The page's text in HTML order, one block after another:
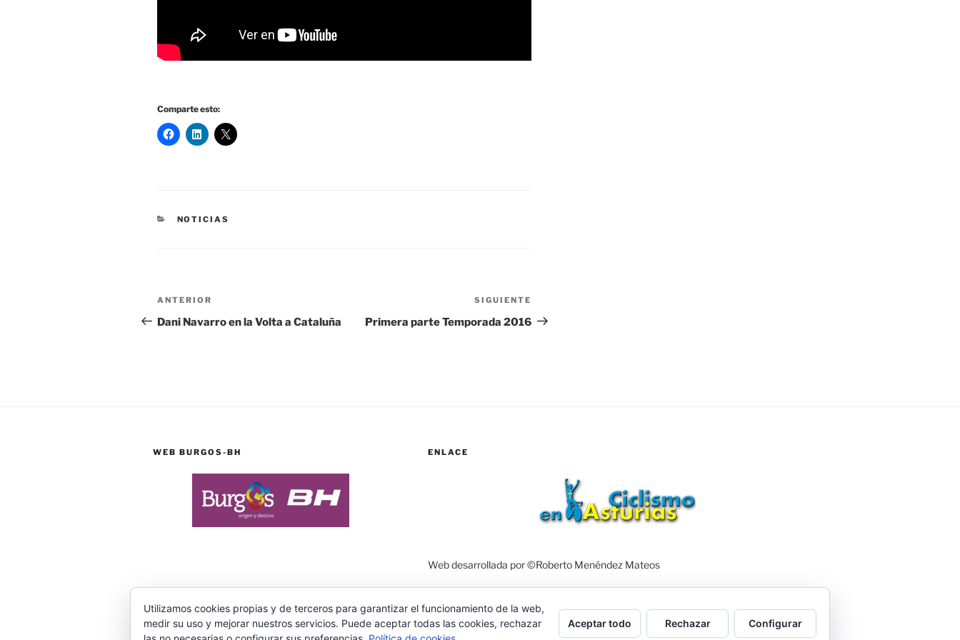
Comparte esto:
CATEGORÍAS
NOTICIAS
Navegación
de
Entrada
anterior:
ANTERIOR
Dani Navarro en la Volta a Cataluña
entrada
SIGUIENTE
Primera parte Temporada 2016
WEB BURGOS-BH ENLACE
Web desarrollada por ©Roberto Menéndez Mateos
FacebookTwitter Instagram Política de privacidad Funciona gracias a WordPress
Utilizamos cookies propias y de terceros para garantizar el funcionamiento de la web,
medir su uso y mejorar nuestros servicios. Puede aceptar todas las cookies, rechazar
Aceptar todo Rechazar Configurar